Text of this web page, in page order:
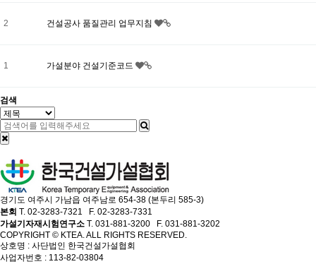
2 건설공사 품질관리 업무지침
1 가설분야 건설기준코드
검색
경기도 여주시 가남읍 여주남로 654-38 (본두리 585-3)
본회 T. 02-3283-7321 F. 02-3283-7331
가설기자재시험연구소 T. 031-881-3200 F. 031-881-3202
COPYRIGHT © KTEA. ALL RIGHTS RESERVED.
상호명 : 사단법인 한국건설가설협회
사업자번호 : 113-82-03804